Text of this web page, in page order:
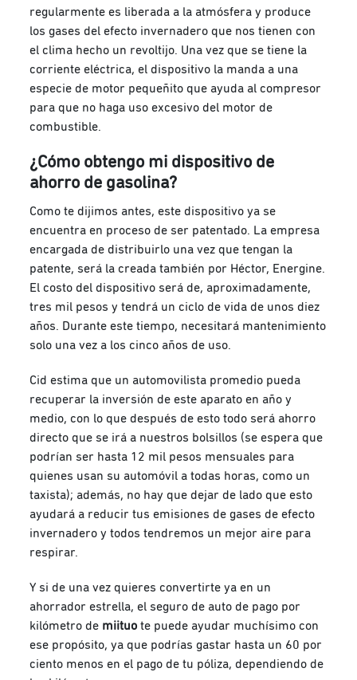
regularmente es liberada a la atmósfera y produce
los gases del efecto invernadero que nos tienen con
el clima hecho un revoltijo. Una vez que se tiene la
corriente eléctrica, el dispositivo la manda a una
especie de motor pequeñito que ayuda al compresor
para que no haga uso excesivo del motor de
combustible.
¿Cómo obtengo mi dispositivo de
ahorro de gasolina?
Como te dijimos antes, este dispositivo ya se
encuentra en proceso de ser patentado. La empresa
encargada de distribuirlo una vez que tengan la
patente, será la creada también por Héctor, Energine.
El costo del dispositivo será de, aproximadamente,
tres mil pesos y tendrá un ciclo de vida de unos diez
años. Durante este tiempo, necesitará mantenimiento
solo una vez a los cinco años de uso.
Cid estima que un automovilista promedio pueda
recuperar la inversión de este aparato en año y
medio, con lo que después de esto todo será ahorro
directo que se irá a nuestros bolsillos (se espera que
podrían ser hasta 12 mil pesos mensuales para
quienes usan su automóvil a todas horas, como un
taxista); además, no hay que dejar de lado que esto
ayudará a reducir tus emisiones de gases de efecto
invernadero y todos tendremos un mejor aire para
respirar.
Y si de una vez quieres convertirte ya en un
ahorrador estrella, el seguro de auto de pago por
kilómetro de miituo te puede ayudar muchísimo con
ese propósito, ya que podrías gastar hasta un 60 por
ciento menos en el pago de tu póliza, dependiendo de